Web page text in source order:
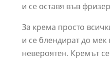
и се оставя във
За крема просто
и се блендират до мек
невероятен. Кремът